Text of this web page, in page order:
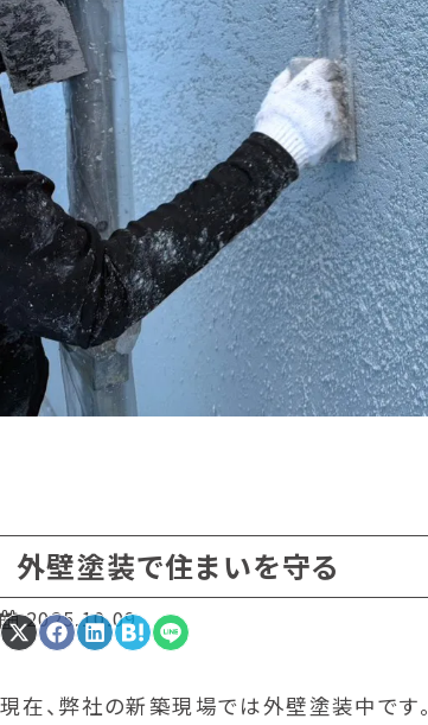
外壁塗装で住まいを守る
2025.10.09
Share
on
(Twitter)
Share
on
Share
on
Share
on
Share
on
現在、弊社の新築現場では外壁塗装中です。